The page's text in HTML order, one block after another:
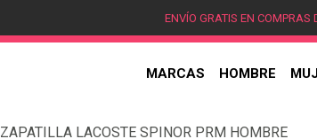
ENVÍO GRATIS EN COMPRAS
MARCAS HOMBRE
ZAPATILLA LACOSTE SPINOR PRM HOMBRE